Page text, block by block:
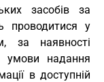
засобів за
проводитися у
за наявності
умови надання
в доступній